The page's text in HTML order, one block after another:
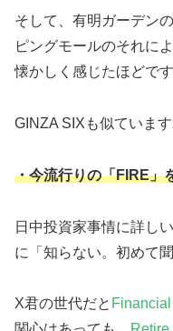
そして、有明ガーデン
ピングモールのそれに
懐かしく感じたほどです
GINZA SIXも似ています
・今流行りの「FIRE」
日中投資家事情に詳し
に「知らない。初めて聞
X君の世代だと